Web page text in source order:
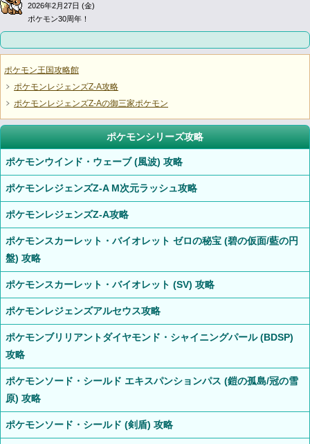
2026年2月27日 (金)
ポケモン30周年！
ポケモン王国攻略館
ポケモンレジェンズZ-A攻略
ポケモンレジェンズZ-Aの御三家ポケモン
ポケモンシリーズ攻略
ポケモンウインド・ウェーブ (風波) 攻略
ポケモンレジェンズZ-A M次元ラッシュ攻略
ポケモンレジェンズZ-A攻略
ポケモンスカーレット・バイオレット ゼロの秘宝 (碧の仮面/藍の円
盤) 攻略
ポケモンスカーレット・バイオレット (SV) 攻略
ポケモンレジェンズアルセウス攻略
ポケモンブリリアントダイヤモンド・シャイニングパール (BDSP)
攻略
ポケモンソード・シールド エキスパンションパス (鎧の孤島/冠の雪
原) 攻略
ポケモンソード・シールド (剣盾) 攻略